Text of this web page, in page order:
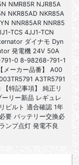
NMR85R NJR85A
NKR85AD NKR85A
NNR85AR NNR85
TCS 4JJ1-TCN
ダイナモ Dyn
発電機 24V 50A
791-0 8-98268-791-1
ーカー品番】 A00
A3TR5791
特記事項】 純正リ
リー新品 レギュレ
ビルト 適合確認 1年
要 バッテリー交換必
ンプ点灯 発電不良